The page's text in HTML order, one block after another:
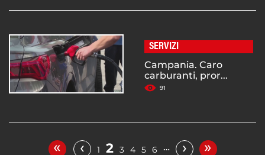
SERVIZI
Campania. Caro
carburanti, pror...
91
« ‹ 1 2 3 4 5 6 … › »